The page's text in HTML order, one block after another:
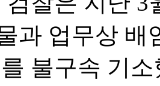
과 업무상 배
불구속 기